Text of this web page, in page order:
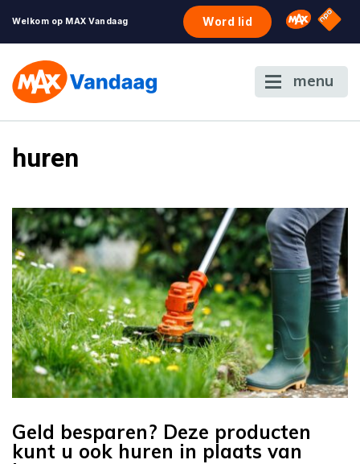
Welkom op MAX Vandaag Word lid Omroep
NPO
menu
huren
Geld besparen? Deze producten
kunt u ook huren in plaats van